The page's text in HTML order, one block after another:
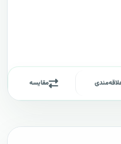
مقایسه